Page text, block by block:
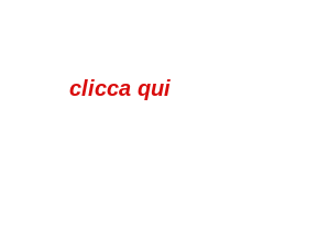
clicca qui